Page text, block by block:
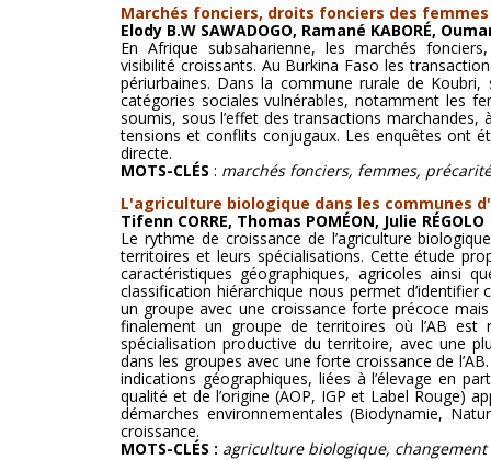
Marchés fonciers, droits fonciers des
Elody B.W SAWADOGO, Ramané KABORÉ,
En Afrique subsaharienne, les marchés
visibilité croissants. Au Burkina Faso les
périurbaines. Dans la commune rurale de
catégories sociales vulnérables, notamment les
soumis, sous l’effet des transactions
tensions et conflits conjugaux. Les enquêtes ont
directe.
MOTS-CLÉS : marchés fonciers, femmes,
L'agriculture biologique dans les communes
Tifenn CORRE, Thomas POMÉON, Julie RÉGOLO
Le rythme de croissance de l’agriculture
territoires et leurs spécialisations. Cette étude
caractéristiques géographiques, agricoles ainsi
classification hiérarchique nous permet
un groupe avec une croissance forte précoce
finalement un groupe de territoires où l’AB
spécialisation productive du territoire, avec une
dans les groupes avec une forte croissance de
indications géographiques, liées à l’élevage en
qualité et de l’origine (AOP, IGP et Label Rouge)
démarches environnementales (Biodynamie,
croissance.
MOTS-CLÉS : agriculture biologique, changement